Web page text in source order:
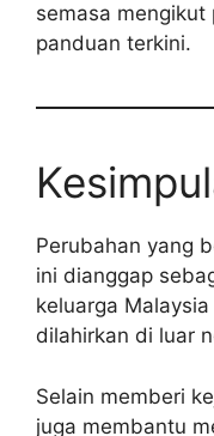
semasa mengikut
panduan terkini.
Perubahan yang
ini dianggap
keluarga
dilahirkan di luar
Selain memberi
juga membantu